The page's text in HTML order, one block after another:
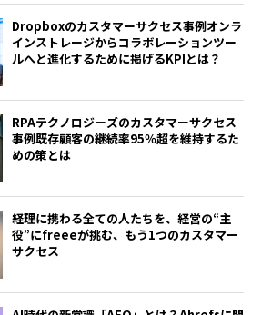
Dropboxのカスタマーサクセス事例――オンラ
インストレージからコラボレーションツー
ルへと進化するために掲げるKPIとは？
RPAテクノロジーズのカスタマーサクセス
事例――既存顧客の継続率95％超を維持するた
めの策とは
経理に携わる全ての人たちを、経営の“主
役”に――freeeが挑む、もう1つのカスタマー
サクセス